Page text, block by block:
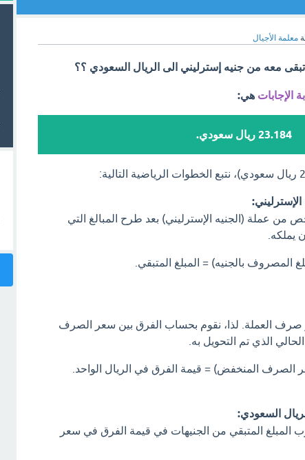
معلمة الأجيال
معه من جنيه إسترليني الى الريال السعودي ؟؟
الإجابات هي:
23.184 ريال سعودي.
عملة (الجنيه الإسترليني) بعد طرح المبالغ التي
يملكه.
المصروف بالجنيه) = المبلغ المتبقي.
العملة. لذا، نقوم بحساب الفرق بين سعر الصرف
الذي تم التحويل به.
المنخفض) = قيمة الفرق في الريال الواحد.
المبلغ المتبقي من الجنيهات في قيمة الفرق في سعر